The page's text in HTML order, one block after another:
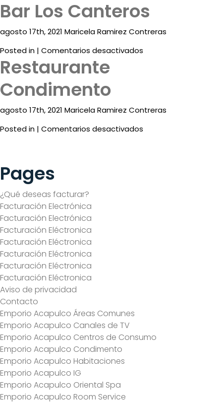
Destinos
Promociones
&
Bares
Eventos
Spa
Mi
Reservación
Blog
Contacto
¿Qué
Deseas
Facturar?
ENG
Bar Los Canteros
agosto 17th, 2021 Maricela Ramirez Contreras
Posted in | Comentarios desactivados
Restaurante
Condimento
agosto 17th, 2021 Maricela Ramirez Contreras
Posted in | Comentarios desactivados
Pages
¿Qué deseas facturar?
Facturación Electrónica
Facturación Electrónica
Facturación Eléctronica
Facturación Eléctronica
Facturación Eléctronica
Facturación Eléctronica
Facturación Eléctronica
Aviso de privacidad
Contacto
Emporio Acapulco Áreas Comunes
Emporio Acapulco Canales de TV
Emporio Acapulco Centros de Consumo
Emporio Acapulco Condimento
Emporio Acapulco Habitaciones
Emporio Acapulco IG
Emporio Acapulco Oriental Spa
Emporio Acapulco Room Service